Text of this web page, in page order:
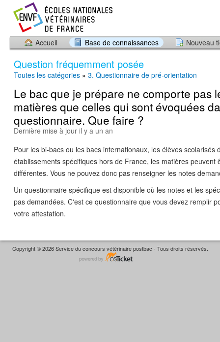
Accueil Base de connaissances Nouveau
Question fréquemment posée
Toutes les catégories » 3. Questionnaire de pré-orientation
Le bac que je prépare ne comporte pas
matières que celles qui sont évoquées
questionnaire. Que faire ?
Dernière mise à jour il y a un an
Pour les bi-bacs ou les bacs internationaux, les élèves scolarisés
établissements spécifiques hors de France, les matières peuvent
différentes. Vous ne pouvez donc pas renseigner les notes
Un questionnaire spécifique est disponible où les notes et les
pas demandées. C'est ce questionnaire que vous devez remplir
votre attestation.
Copyright © 2026 Service du concours vétérinaire postbac - Tous droits réservés.